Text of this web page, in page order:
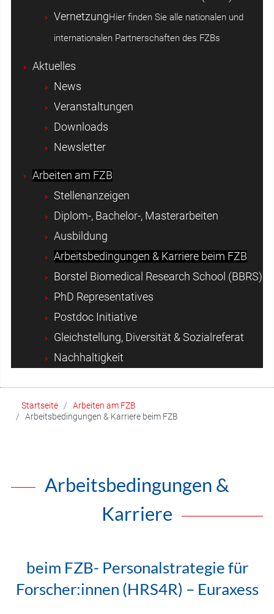
VernetzungHier finden Sie alle nationalen und
internationalen Partnerschaften des FZBs
Aktuelles
News
Veranstaltungen
Downloads
Newsletter
Arbeiten am FZB
Stellenanzeigen
Diplom-, Bachelor-, Masterarbeiten
Ausbildung
Arbeitsbedingungen & Karriere beim FZB
Borstel Biomedical Research School (BBRS)
PhD Representatives
Postdoc Initiative
Gleichstellung, Diversität & Sozialreferat
Nachhaltigkeit
Startseite
Arbeiten am FZB
Arbeitsbedingungen & Karriere beim FZB
Arbeitsbedingungen &
Karriere
beim FZB- Personalstrategie für
Forscher:innen (HRS4R) – Euraxess